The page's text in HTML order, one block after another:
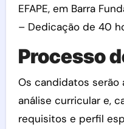
EFAPE, em Barra
– Dedicação de 40
Processo
Os candidatos serão
análise curricular e,
requisitos e perfil